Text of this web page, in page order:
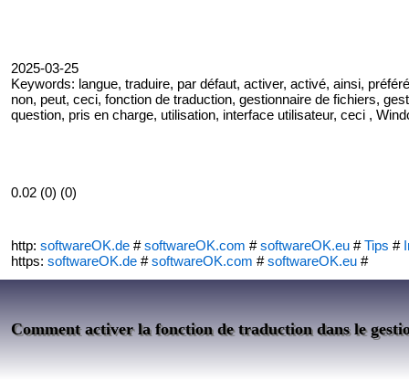
2025-03-25
Keywords: langue, traduire, par défaut, activer, activé, ainsi,
non, peut, ceci, fonction de traduction, gestionnaire de fichiers,
question, pris en charge, utilisation, interface utilisateur, ceci ,
0.02 (0) (0)
http: softwareOK.de #softwareOK.com #softwareOK.eu #Tips #
https: softwareOK.de #softwareOK.com #softwareOK.eu #
Comment activer la fonction de traduction dans le